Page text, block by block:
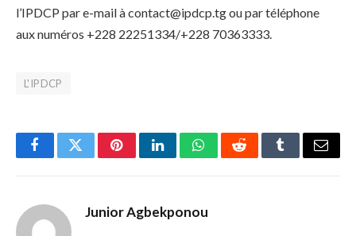
l’IPDCP par e-mail àcontact@ipdcp.tgou par téléphone
aux numéros +228 22251334/+228 70363333.
L'IPDCP
FacebookTwitterPinterestLinkedInWhatsAppRedditTumblrEmail
Junior Agbekponou